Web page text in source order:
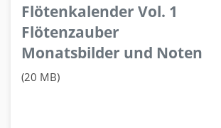
Flötenkalender Vol. 1
Flötenzauber
Monatsbilder und Noten
(20 MB)